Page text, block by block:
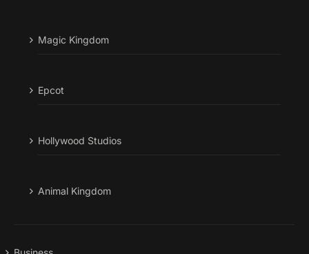
Magic Kingdom
Epcot
Hollywood Studios
Animal Kingdom